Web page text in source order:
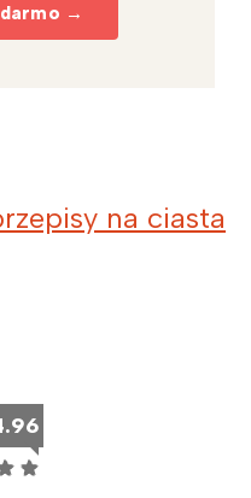
→
na ciasta
☆